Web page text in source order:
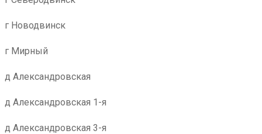
г Новодвинск
г Мирный
д Александровская
д Александровская 1-я
д Александровская 3-я